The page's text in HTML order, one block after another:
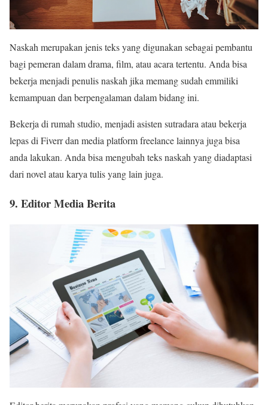
Naskah merupakan jenis teks yang digunakan sebagai pembantu
bagi pemeran dalam drama, film, atau acara tertentu. Anda bisa
bekerja menjadi penulis naskah jika memang sudah emmiliki
kemampuan dan berpengalaman dalam bidang ini.
Bekerja di rumah studio, menjadi asisten sutradara atau bekerja
lepas di Fiverr dan media platform freelance lainnya juga bisa
anda lakukan. Anda bisa mengubah teks naskah yang diadaptasi
dari novel atau karya tulis yang lain juga.
9. Editor Media Berita